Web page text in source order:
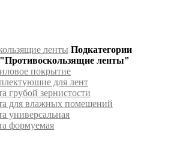
ленты Подкатегории
"Противоскользящие ленты"
покрытие
для лент
грубой зернистости
для влажных помещений
универсальная
формуемая